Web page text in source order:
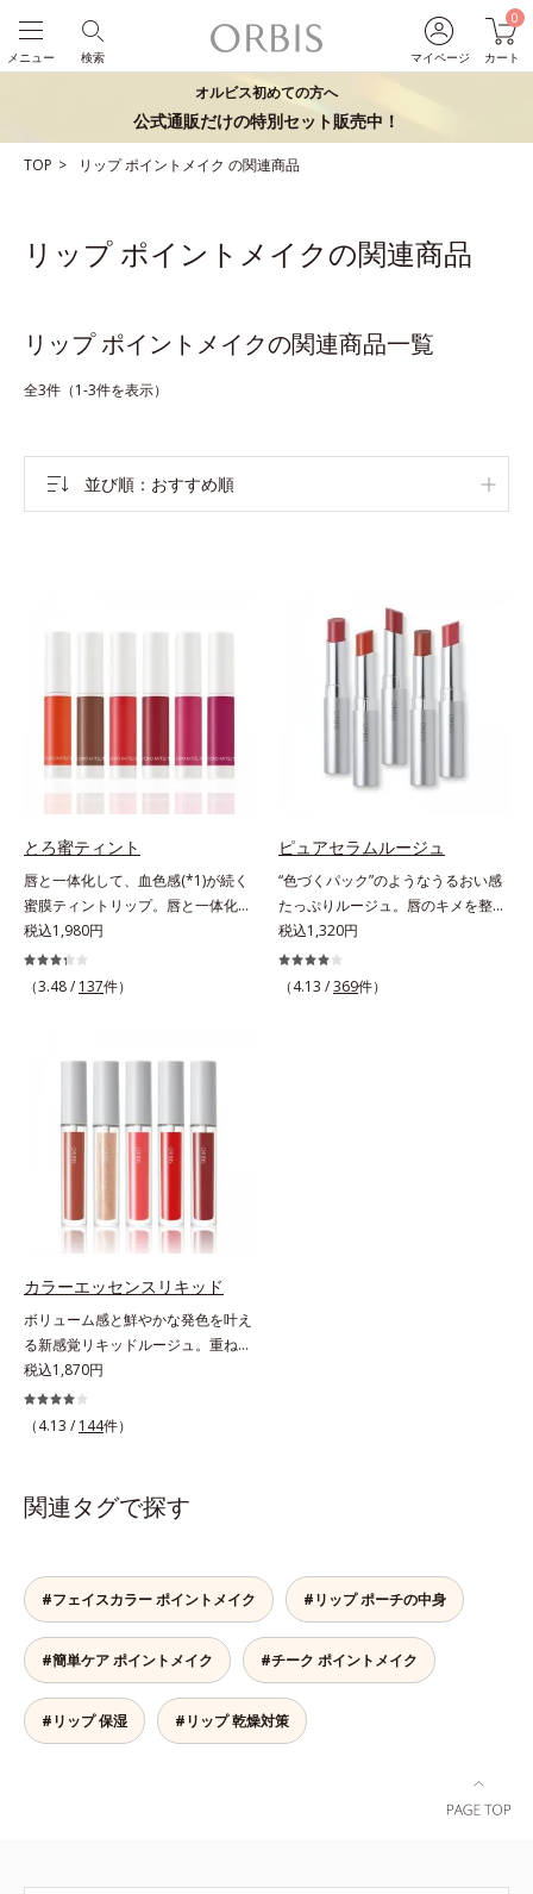
マイページ
0
カート
検索
メニュー
オルビス初めての方へ
公式通販だけの特別セット販売中！
TOP リップポイントメイク の関連商品
リップ ポイントメイクの関連商品
リップ ポイントメイクの関連商品一覧
全3件（1-3件を表示）
並び順 おすすめ順
とろ蜜ティント
唇と一体化して、血色感(*1)が続く
蜜膜ティントリップ。唇と一体化し
て色落ちしにくいティント処方とう
るおいを両立した、ティントリップ
です。色が長時間唇に密着するオイ
施し、さらに3種のうるおい・保護
成分(*5)も配合。しっとり感をキー
人の肌に血色感を与え、唇を自然に
美しく彩る色設計です。*1 メイク
効果による*2 水添ポリイソブテン
リリルシラン配合＝保湿成分*5 ス
クワラン、ヒアルロン酸Na、加水
分解コラーゲン
税込1,980円
（3.48 / 137件）
ピュアセラムルージュ
“色づくパック”のようなうるおい感
たっぷりルージュ。唇のキメを整え
リップの土台をつくり鮮やかな発色
を叶えます。唇にたっぷりうるおい
を与えながら鮮やかに色づく、スキ
リルエチルジメチコン＝水分によっ
て密着性を向上させ色持ちを叶える
税込1,320円
（4.13 /369件）
カラーエッセンスリキッド
ボリューム感と鮮やかな発色を叶え
る新感覚リキッドルージュ。重ねる
ほど、鮮やかにボリューミーに。1
本で美しい仕上がりを叶えるリキッ
ドルージュです。唇の凹凸を均一に
る「モイストラスティング処方」、
唇への密着感を高め色持ちを叶える
けたての鮮やかな発色を両立しま
す。マスクオフの瞬間も、ハッと目
を惹く唇に。* シリカ、水添ポリイ
ソブテン、ヒアルロン酸Na、パル
ミチン酸エチルヘキシル、ジメチル
シリル化シリカ、BG、ペンチレン
グリコール
税込1,870円
（4.13 / 144件）
関連タグで探す
#フェイスカラー ポイントメイク #リップ ポーチの中身
#簡単ケア ポイントメイク #チーク ポイントメイク
#リップ 保湿 #リップ 乾燥対策